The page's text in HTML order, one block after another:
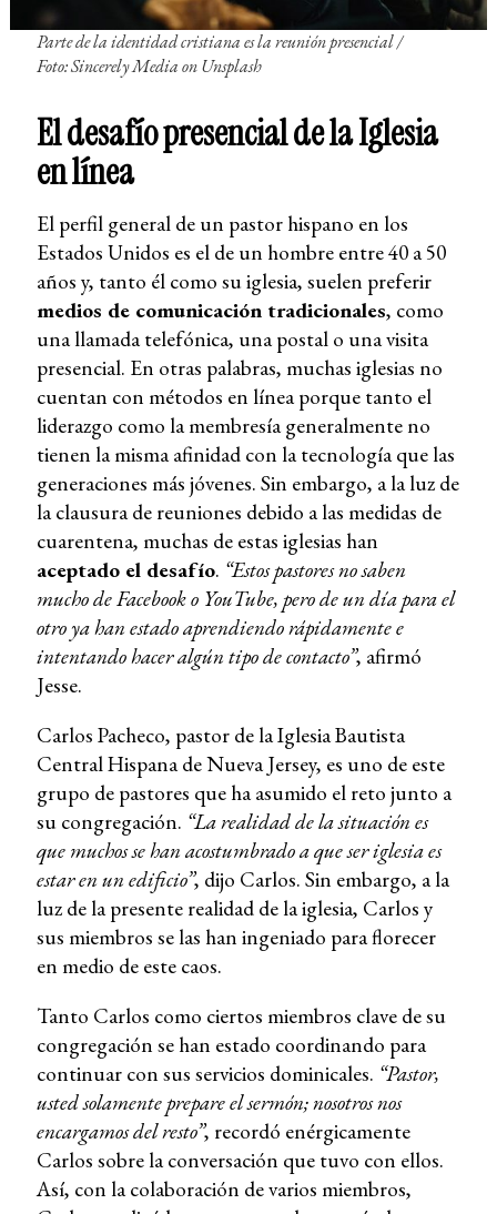
Parte de la identidad cristiana es la reunión presencial /
Foto: Sincerely Media on Unsplash
El desafío presencial de la Iglesia
en línea
El perfil general de un pastor hispano en los
Estados Unidos es el de un hombre entre 40 a 50
años y, tanto él como su iglesia, suelen preferir
medios de comunicación tradicionales, como
una llamada telefónica, una postal o una visita
presencial. En otras palabras, muchas iglesias no
cuentan con métodos en línea porque tanto el
liderazgo como la membresía generalmente no
tienen la misma afinidad con la tecnología que las
generaciones más jóvenes. Sin embargo, a la luz de
la clausura de reuniones debido a las medidas de
cuarentena, muchas de estas iglesias han
aceptado el desafío. “Estos pastores no saben
mucho de Facebook o YouTube, pero de un día para el
otro ya han estado aprendiendo rápidamente e
intentando hacer algún tipo de contacto”, afirmó
Jesse.
Carlos Pacheco, pastor de la Iglesia Bautista
Central Hispana de Nueva Jersey, es uno de este
grupo de pastores que ha asumido el reto junto a
su congregación. “La realidad de la situación es
que muchos se han acostumbrado a que ser iglesia es
estar en un edificio”, dijo Carlos. Sin embargo, a la
luz de la presente realidad de la iglesia, Carlos y
sus miembros se las han ingeniado para florecer
en medio de este caos.
Tanto Carlos como ciertos miembros clave de su
congregación se han estado coordinando para
continuar con sus servicios dominicales. “Pastor,
usted solamente prepare el sermón; nosotros nos
encargamos del resto”, recordó enérgicamente
Carlos sobre la conversación que tuvo con ellos.
Así, con la colaboración de varios miembros,